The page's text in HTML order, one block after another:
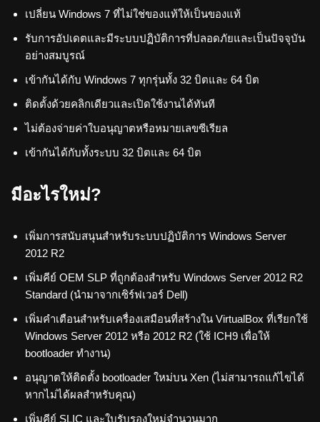
เปลี่ยน Windows 7 ที่ไม่ใช่ของแท้ให้เป็นของแท้
รับการอัปเดตและมีระบบปฏิบัติการที่ปลอดภัยและเป็นปัจจุบัน
อย่างสมบูรณ์
เข้ากันได้กับ Windows 7 ทุกรุ่นทั้ง 32 บิตและ 64 บิต
ติดตั้งด้วยคลิกเดียวและเปิดใช้งานได้ทันที
ไม่ต้องจ่ายค่าใบอนุญาตหรือหมายเลขซีเรียล
เข้ากันได้กับทั้งระบบ 32 บิตและ 64 บิต
มีอะไรใหม่?
เพิ่มการสนับสนุนสำหรับระบบปฏิบัติการ Windows Server
2012 R2
เพิ่มคีย์ OEM SLP ที่ถูกต้องสำหรับ Windows Server 2012 R2
Standard (นำมาจากเซิร์ฟเวอร์ Dell)
เพิ่มคำเตือนสำหรับเครื่องเสมือนที่สร้างใน VirtualBox ที่เรียกใช้
Windows Server 2012 หรือ 2012 R2 (ใช้ ICH9 เพื่อให้
bootloader ทำงาน)
อนุญาตให้ติดตั้ง bootloader ใหม่บน Xen (ไม่สามารถแก้ไขได้
หากไม่ได้ผลสำหรับคุณ)
เพิ่มคีย์ SLIC และใบรับรองใหม่จำนวนมาก